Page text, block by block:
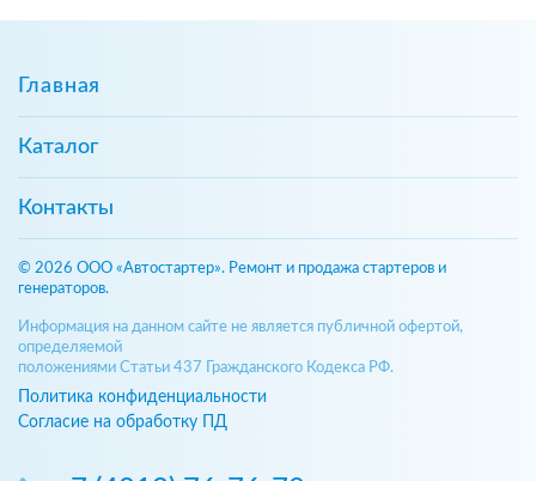
Главная
Каталог
Контакты
© 2026 ООО «Автостартер». Ремонт и продажа стартеров и
генераторов.
Информация на данном сайте не является публичной офертой,
определяемой
положениями Статьи 437 Гражданского Кодекса РФ.
Политика конфиденциальности
Согласие на обработку ПД